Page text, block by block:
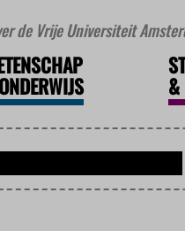
de Vrije Universiteit
&